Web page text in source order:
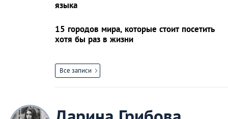
языка
15 городов мира, которые стоит посетить
хотя бы раз в жизни
Все записи